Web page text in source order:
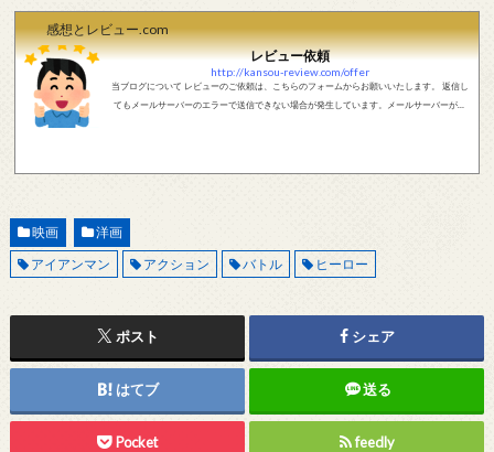
感想とレビュー.com
レビュー依頼
http://kansou-review.com/offer
当ブログについて レビューのご依頼は、こちらのフォームからお願いいたします。 返信し
てもメールサーバーのエラーで送信できない場合が発生しています。メールサーバーが正
映画
洋画
アイアンマン
アクション バトル ヒーロー
ポスト シェア
はてブ 送る
Pocket feedly